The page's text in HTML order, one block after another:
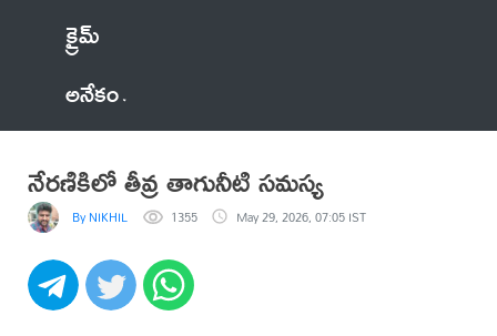
క్రైమ్
అనేకం
నేరణికిలో తీవ్ర తాగునీటి సమస్య
By NIKHIL 1355 May 29, 2026, 07:05 IST